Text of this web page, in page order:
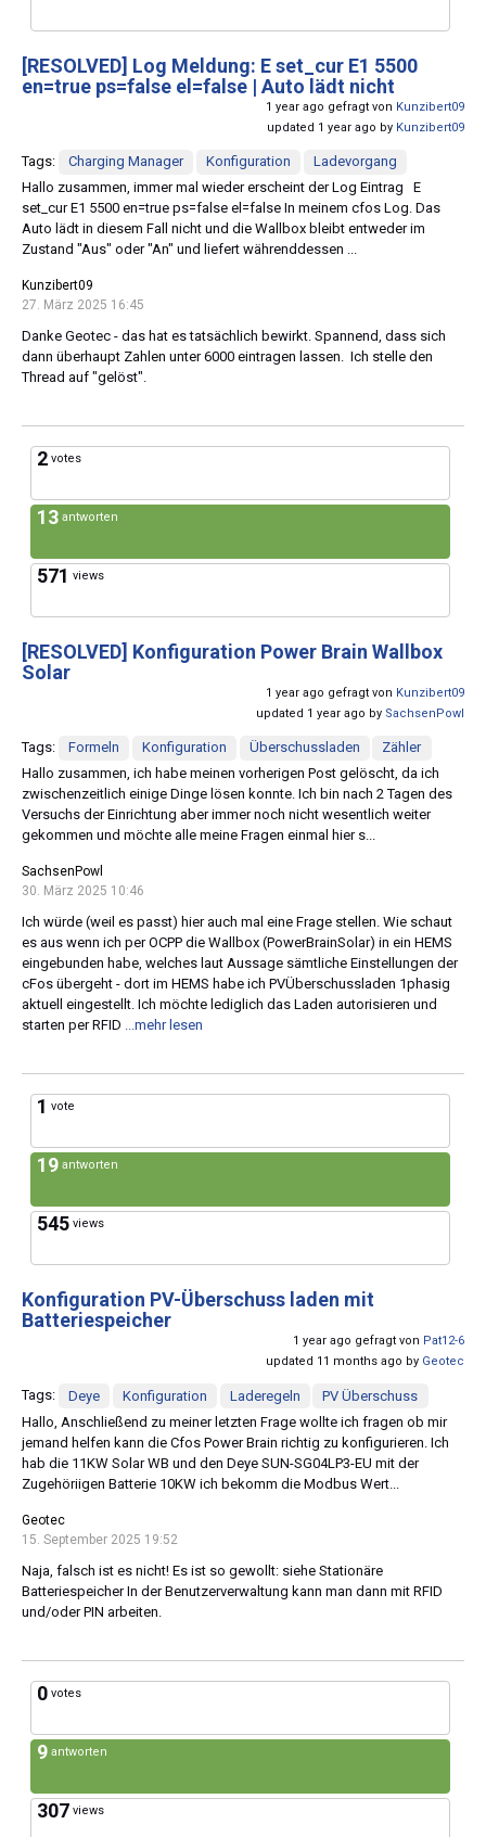
[RESOLVED] Log Meldung: E set_cur E1 5500
en=true ps=false el=false | Auto lädt nicht
1 year ago gefragt von Kunzibert09
updated 1 year ago by Kunzibert09
Tags: Charging Manager Konfiguration
Ladevorgang
Hallo zusammen, immer mal wieder erscheint der Log Eintrag E
set_cur E1 5500 en=true ps=false el=false In meinem cfos Log. Das
Auto lädt in diesem Fall nicht und die Wallbox bleibt entweder im
Zustand "Aus" oder "An" und liefert währenddessen ...
Kunzibert09
27. März 2025 16:45
Danke Geotec - das hat es tatsächlich bewirkt. Spannend, dass sich
dann überhaupt Zahlen unter 6000 eintragen lassen. Ich stelle den
Thread auf "gelöst".
2 votes
13 antworten
571 views
[RESOLVED] Konfiguration Power Brain Wallbox
Solar
1 year ago gefragt von Kunzibert09
updated 1 year ago by SachsenPowl
Tags: Formeln Konfiguration Überschussladen
Zähler
Hallo zusammen, ich habe meinen vorherigen Post gelöscht, da ich
zwischenzeitlich einige Dinge lösen konnte. Ich bin nach 2 Tagen des
Versuchs der Einrichtung aber immer noch nicht wesentlich weiter
gekommen und möchte alle meine Fragen einmal hier s...
SachsenPowl
30. März 2025 10:46
Ich würde (weil es passt) hier auch mal eine Frage stellen. Wie schaut
es aus wenn ich per OCPP die Wallbox (PowerBrainSolar) in ein HEMS
eingebunden habe, welches laut Aussage sämtliche Einstellungen der
cFos übergeht - dort im HEMS habe ich PVÜberschussladen 1phasig
aktuell eingestellt. Ich möchte lediglich das Laden autorisieren und
starten per RFID ...mehr lesen
1 vote
19 antworten
545 views
Konfiguration PV-Überschuss laden mit
Batteriespeicher
1 year ago gefragt von Pat12-6
updated 11 months ago by Geotec
Tags: Deye Konfiguration Laderegeln
PV Überschuss
Hallo, Anschließend zu meiner letzten Frage wollte ich fragen ob mir
jemand helfen kann die Cfos Power Brain richtig zu konfigurieren. Ich
hab die 11KW Solar WB und den Deye SUN-SG04LP3-EU mit der
Zugehöriigen Batterie 10KW ich bekomm die Modbus Wert...
Geotec
15. September 2025 19:52
Naja, falsch ist es nicht! Es ist so gewollt: siehe Stationäre
Batteriespeicher In der Benutzerverwaltung kann man dann mit RFID
und/oder PIN arbeiten.
0 votes
9 antworten
307 views